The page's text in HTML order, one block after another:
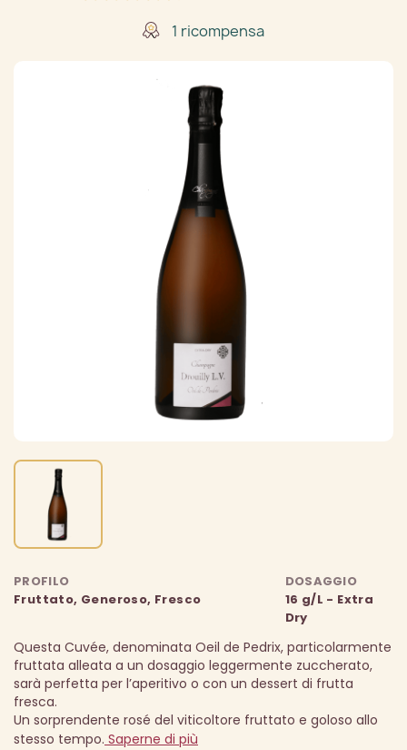
1 ricompensa
PROFILO
Fruttato, Generoso, Fresco
DOSAGGIO
16 g/L - Extra
Dry
Questa Cuvée, denominata Oeil de Pedrix, particolarmente
fruttata alleata a un dosaggio leggermente zuccherato,
sarà perfetta per l’aperitivo o con un dessert di frutta
fresca.
Un sorprendente rosé del viticoltore fruttato e goloso allo
stesso tempo. Saperne di più